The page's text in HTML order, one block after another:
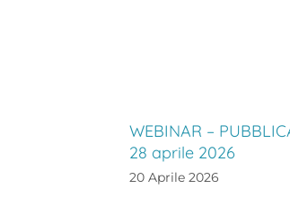
WEBINAR –
28 aprile 2026
20 Aprile 2026